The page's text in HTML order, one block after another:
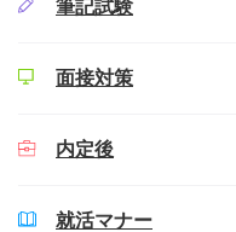
筆記試験
面接対策
内定後
就活マナー